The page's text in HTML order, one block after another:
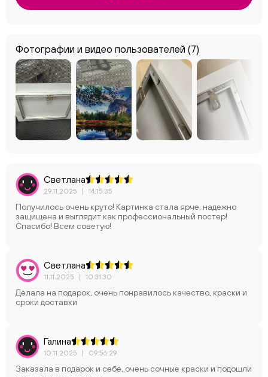
Фотографии и видео пользователей (7)
Светлана
29.11.2025 | 14:15:35
Получилось очень круто! Картинка стала ярче, надежно
защищена и выглядит как профессиональный постер!
Спасибо! Всем советую!
Светлана
11.11.2025 | 10:31:30
Делала на подарок, очень понравилось качество, краски и
сроки доставки
Галина
10.11.2025 | 09:56:29
Заказала в подарок и себе, очень сочные краски и подошли